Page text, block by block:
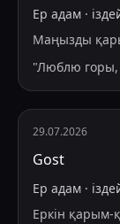
Ер адам ·
Маңызды
"Люблю горы,
29.07.2026
Gost
Ер адам ·
Еркін қарым-